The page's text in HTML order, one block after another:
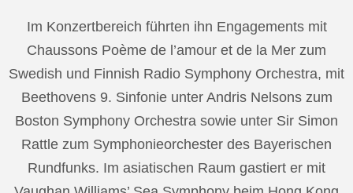
Im Konzertbereich führten ihn Engagements mit
Chaussons Poème de l’amour et de la Mer zum
Swedish und Finnish Radio Symphony Orchestra, mit
Beethovens 9. Sinfonie unter Andris Nelsons zum
Boston Symphony Orchestra sowie unter Sir Simon
Rattle zum Symphonieorchester des Bayerischen
Rundfunks. Im asiatischen Raum gastiert er mit